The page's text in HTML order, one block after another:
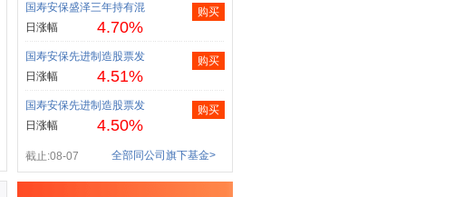
国寿安保盛泽三年持有混
日涨幅
4.70%
购买
国寿安保先进制造股票发
日涨幅
4.51%
购买
国寿安保先进制造股票发
日涨幅
4.50%
购买
截止:08-07 全部同公司旗下基金>